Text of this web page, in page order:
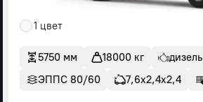
1 цвет
5750 мм 18000 кг дизель
ЭППС 80/60
7,6х2,4х2,4